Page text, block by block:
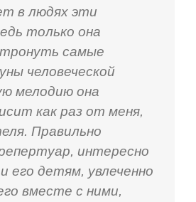
в людях эти
только она
самые
человеческой
мелодию она
как раз от меня,
Правильно
интересно
его детям, увлеченно
вместе с ними,